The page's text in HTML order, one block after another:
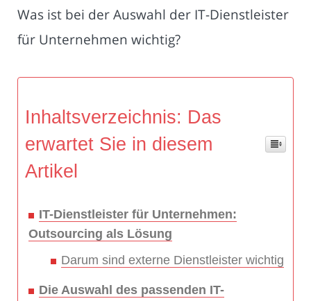
Was ist bei der Auswahl der IT-Dienstleister
für Unternehmen wichtig?
Inhaltsverzeichnis: Das
erwartet Sie in diesem
Artikel
IT-Dienstleister für Unternehmen:
Outsourcing als Lösung
Darum sind externe Dienstleister wichtig
Die Auswahl des passenden IT-